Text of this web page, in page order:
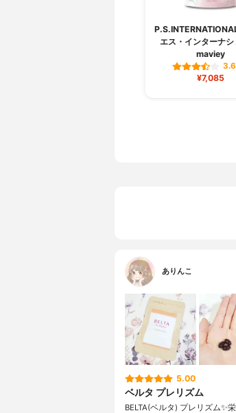
エス・インターナ
maviey
¥7,085
ありんこ
5.00
ベルタ プレリズム
BELTA(ベルタ) プレリズム✨